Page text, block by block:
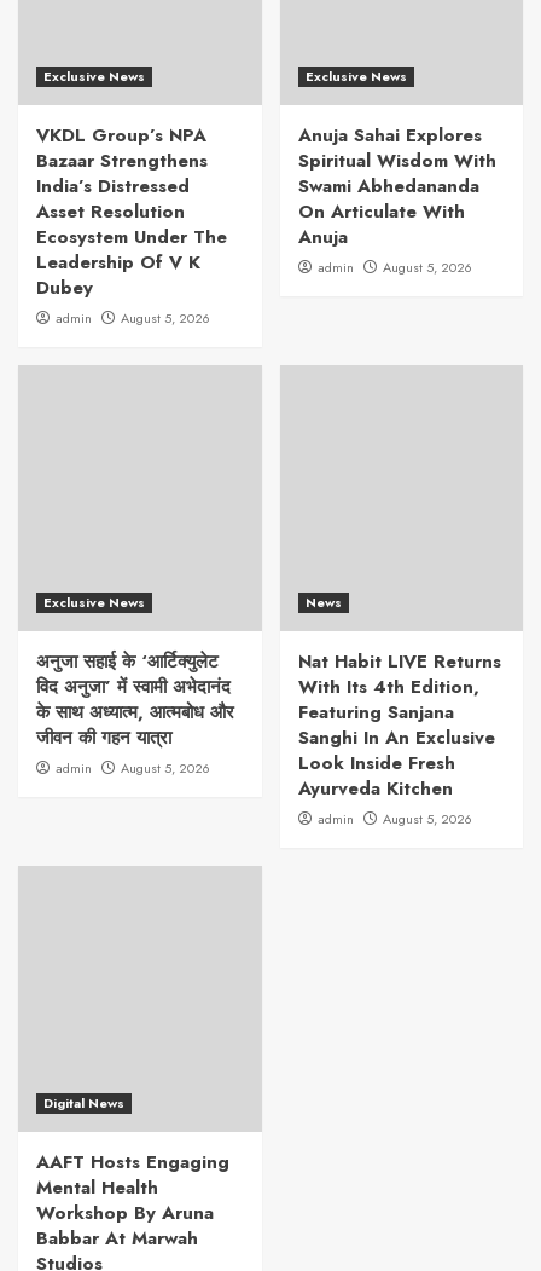
Exclusive News
VKDL Group’s NPA
Bazaar Strengthens
India’s Distressed
Asset Resolution
Ecosystem Under The
Leadership Of V K
Dubey
admin August 5, 2026
Exclusive News
Anuja Sahai Explores
Spiritual Wisdom With
Swami Abhedananda
On Articulate With
Anuja
admin August 5, 2026
Exclusive News
अनुजा सहाई के ‘आर्टिक्युलेट
विद अनुजा’ में स्वामी अभेदानंद
के साथ अध्यात्म, आत्मबोध और
जीवन की गहन यात्रा
admin August 5, 2026
News
Nat Habit LIVE Returns
With Its 4th Edition,
Featuring Sanjana
Sanghi In An Exclusive
Look Inside Fresh
Ayurveda Kitchen
admin August 5, 2026
Digital News
AAFT Hosts Engaging
Mental Health
Workshop By Aruna
Babbar At Marwah
Studios